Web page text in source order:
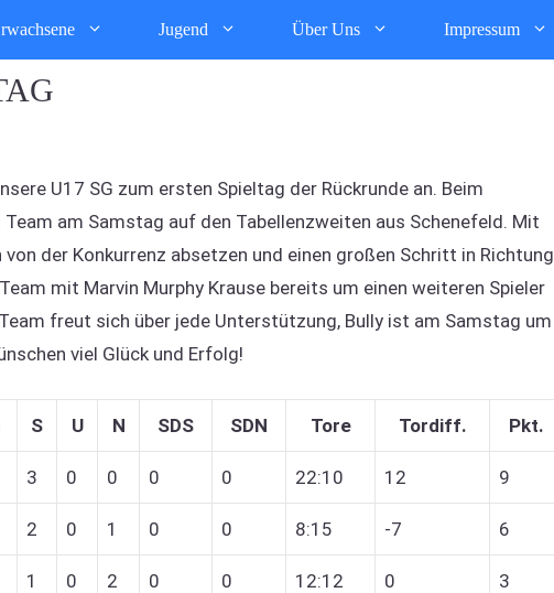
Jugend Über Uns Impressum
U17 SG zum ersten Spieltag der Rückrunde an. Beim
am Samstag auf den Tabellenzweiten aus Schenefeld. Mit
der Konkurrenz absetzen und einen großen Schritt in Richtung
mit Marvin Murphy Krause bereits um einen weiteren Spieler
freut sich über jede Unterstützung, Bully ist am Samstag um
viel Glück und Erfolg!
S U N SDS SDN Tore Tordiff. Pkt.
3 0 0 0 0 22:10 12 9
2 0 1 0 0 8:15 -7 6
1 0 2 0 0 12:12 0 3